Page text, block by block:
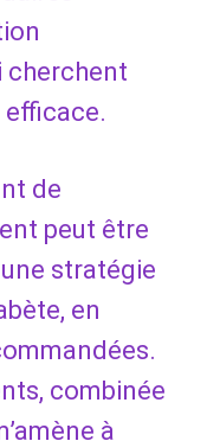
cherchent
de
peut être
stratégie
en
combinée
à